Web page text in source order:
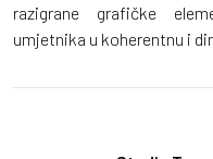
razigrane grafičke
umjetnika u koherentnu i